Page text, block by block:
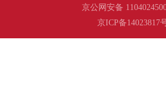
京公网安备
京ICP备14023817